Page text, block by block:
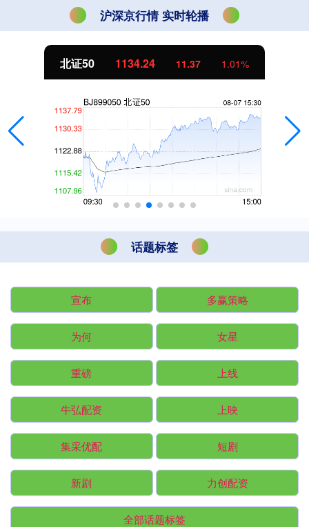
沪深京行情 实时轮播
北证50 1134.24 11.37 1.01%
话题标签
宣布 多赢策略
为何 女星
重磅 上线
牛弘配资 上映
集采优配 短剧
新剧 力创配资
全部话题标签